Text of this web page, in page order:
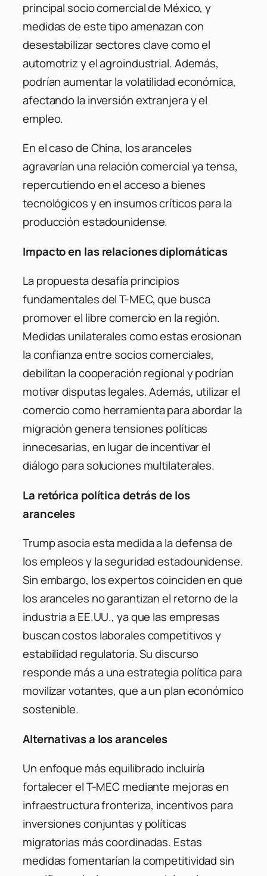
principal socio comercial de México, y
medidas de este tipo amenazan con
desestabilizar sectores clave como el
automotriz y el agroindustrial. Además,
podrían aumentar la volatilidad económica,
afectando la inversión extranjera y el
empleo.
En el caso de China, los aranceles
agravarían una relación comercial ya tensa,
repercutiendo en el acceso a bienes
tecnológicos y en insumos críticos para la
producción estadounidense.
Impacto en las relaciones diplomáticas
La propuesta desafía principios
fundamentales del T-MEC, que busca
promover el libre comercio en la región.
Medidas unilaterales como estas erosionan
la confianza entre socios comerciales,
debilitan la cooperación regional y podrían
motivar disputas legales. Además, utilizar el
comercio como herramienta para abordar la
migración genera tensiones políticas
innecesarias, en lugar de incentivar el
diálogo para soluciones multilaterales.
La retórica política detrás de los
aranceles
Trump asocia esta medida a la defensa de
los empleos y la seguridad estadounidense.
Sin embargo, los expertos coinciden en que
los aranceles no garantizan el retorno de la
industria a EE.UU., ya que las empresas
buscan costos laborales competitivos y
estabilidad regulatoria. Su discurso
responde más a una estrategia política para
movilizar votantes, que a un plan económico
sostenible.
Alternativas a los aranceles
Un enfoque más equilibrado incluiría
fortalecer el T-MEC mediante mejoras en
infraestructura fronteriza, incentivos para
inversiones conjuntas y políticas
migratorias más coordinadas. Estas
medidas fomentarían la competitividad sin